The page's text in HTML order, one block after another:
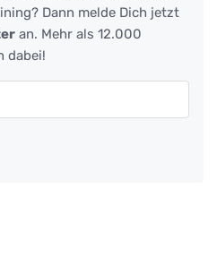
Dann melde Dich jetzt
an. Mehr als 12.000
dabei!